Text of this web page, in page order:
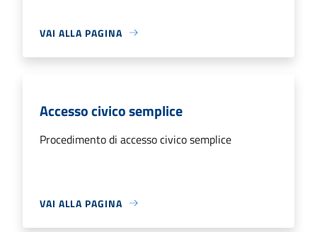
VAI ALLA PAGINA
Accesso civico semplice
Procedimento di accesso civico semplice
VAI ALLA PAGINA